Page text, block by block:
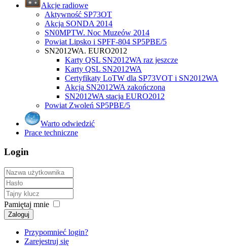
Akcje radiowe
Aktywność SP73OT
Akcja SONDA 2014
SN0MPTW. Noc Muzeów 2014
Powiat Lipsko i SPFF-804 SP5PBE/5
SN2012WA. EURO2012
Karty QSL SN2012WA raz jeszcze
Karty QSL SN2012WA
Certyfikaty LoTW dla SP73VOT i SN2012WA
Akcja SN2012WA zakończona
SN2012WA stacja EURO2012
Powiat Zwoleń SP5PBE/5
Warto odwiedzić
Prace techniczne
Login
Pamiętaj mnie
Zaloguj
Przypomnieć login?
Zarejestruj się